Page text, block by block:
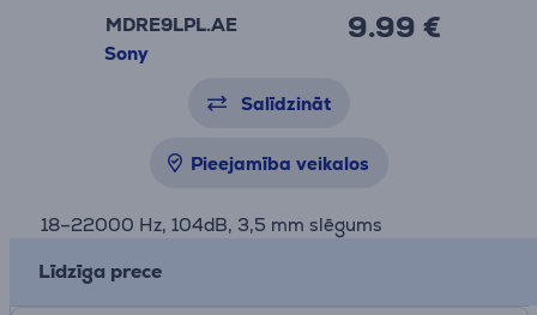
MDRE9LPL.AE
Sony
9.99 €
Salīdzināt
Pieejamība veikalos
18–22000 Hz, 104dB, 3,5 mm slēgums
Līdzīga prece